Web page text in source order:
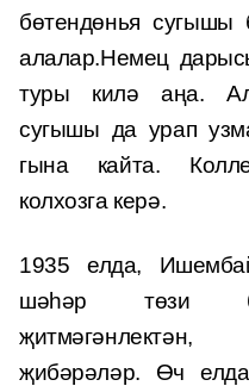
бөтендөнья сугышы
алалар.Немец
туры килә аңа.
сугышы да урап
гына кайта.
колхозга керә.
1935 елда,
шәһәр төзи
җибәрәләр. Өч